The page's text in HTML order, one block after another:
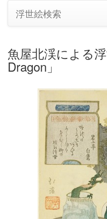
浮世絵検索
魚屋北渓による
Dragon」